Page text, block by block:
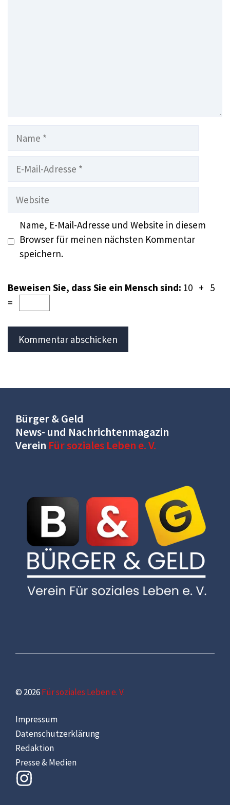
Name
Website
Name, E-Mail-Adresse und Website in diesem
Browser für meinen nächsten Kommentar
speichern.
Beweisen Sie, dass Sie ein Mensch sind: 10 + 5
=
Bürger & Geld
News- und Nachrichtenmagazin
Verein Für soziales Leben e. V.
© 2026Für soziales Leben e. V.
Impressum
Datenschutzerklärung
Redaktion
Presse & Medien